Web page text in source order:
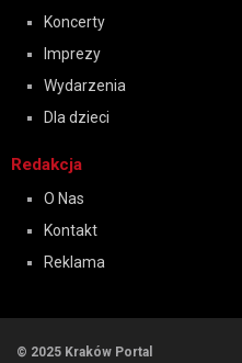
Koncerty
Imprezy
Wydarzenia
Dla dzieci
Redakcja
O Nas
Kontakt
Reklama
© 2025 Kraków Portal